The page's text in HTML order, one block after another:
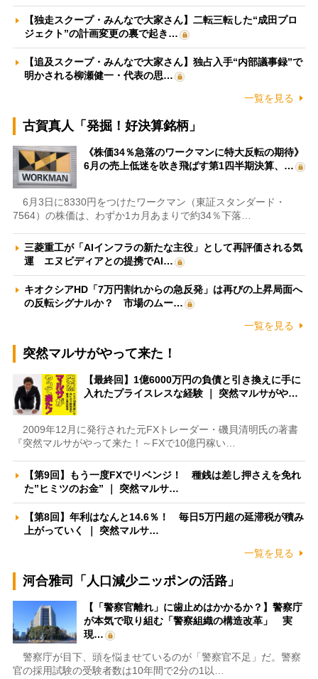
【独走スクープ・みんなで大家さん】二転三転した“成田プロ
ジェクト”の計画変更の裏で起き…
【追及スクープ・みんなで大家さん】独占入手“内部議事録”で
明かされる柳瀬健一・代表の思…
一覧を見る
古賀真人「発掘！好決算銘柄」
《株価34％急落のワークマンに特大反転の期待》
6月の売上低迷を吹き飛ばす第1四半期決算、…
6月3日に8330円をつけたワークマン（東証スタンダード・
7564）の株価は、わずか1カ月あまりで約34％下落…
三菱重工が「AIインフラの新たな主役」として再評価される気
運 エヌビディアとの提携でAI…
キオクシアHD「7万円割れからの急反発」は再びの上昇局面へ
の反転シグナルか？ 市場のムー…
一覧を見る
突然マルサがやって来た！
【最終回】1億6000万円の負債と引き換えに手に
入れたプライスレスな経験 ｜ 突然マルサがや…
2009年12月に発行された元FXトレーダー・磯貝清明氏の著書
『突然マルサがやって来た！～FXで10億円稼い…
【第9回】もう一度FXでリベンジ！ 種銭は差し押さえを免れ
た”ヒミツのお金” ｜ 突然マルサ…
【第8回】年利はなんと14.6％！ 毎日5万円超の延滞税が積み
上がっていく ｜ 突然マルサ…
一覧を見る
河合雅司「人口減少ニッポンの活路」
【「警察官離れ」に歯止めはかかるか？】警察庁
が本気で取り組む「警察組織の構造改革」 実
現…
警察庁が目下、頭を悩ませているのが「警察官不足」だ。警察
官の採用試験の受験者数は10年間で2分の1以…